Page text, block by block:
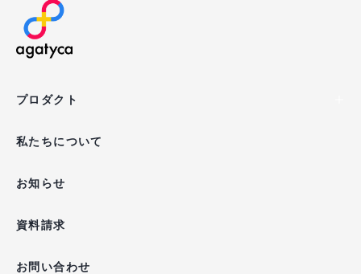
プロダクト
私たちについて
お知らせ
資料請求
お問い合わせ